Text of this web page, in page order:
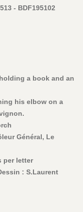
- BDF195102
a book and an
his elbow on a
Général, Le
per letter
: S.Laurent